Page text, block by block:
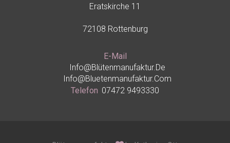
Eratskirche 11
72108 Rottenburg
E-Mail
Info@blütenmanufaktur.de
Info@bluetenmanufaktur.com
Telefon 07472 9493330